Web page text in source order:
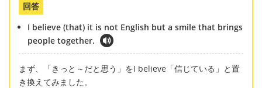
回答
I believe (that) it is not English but a smile that brings
people together.
まず、「きっと～だと思う」をI believe「信じている」と置
き換えてみました。